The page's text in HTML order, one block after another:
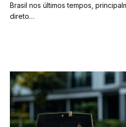
Brasil nos últimos tempos,
direto…